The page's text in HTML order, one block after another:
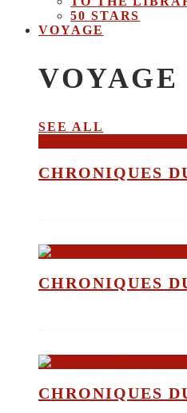
50 STARS
VOYAGE
VOYAGE
SEE ALL
CHRONIQUES
CHRONIQUES
CHRONIQUES